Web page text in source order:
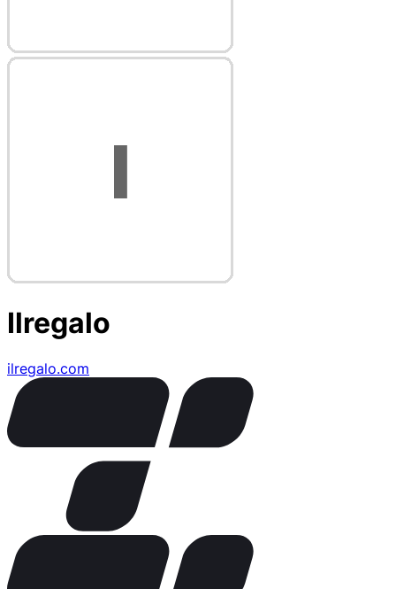
Ilregalo
ilregalo.com